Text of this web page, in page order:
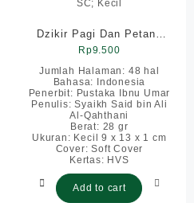
Dzikir Pagi Dan Petang
HVS ; SC; Kecil
Rp9.500
Jumlah Halaman: 48 hal
Bahasa: Indonesia
Penerbit: Pustaka Ibnu Umar
Penulis: Syaikh Said bin Ali
Al-Qahthani
Berat: 28 gr
Ukuran: Kecil 9 x 13 x 1 cm
Cover: Soft Cover
Kertas: HVS
Add to cart